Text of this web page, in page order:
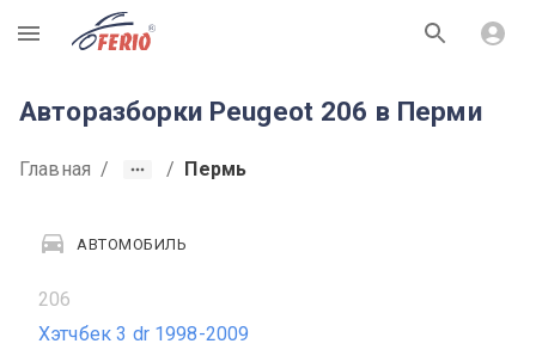
R
Авторазборки Peugeot 206 в Перми
Главная / / Пермь
АВТОМОБИЛЬ
206
Хэтчбек 3 dr 1998-2009